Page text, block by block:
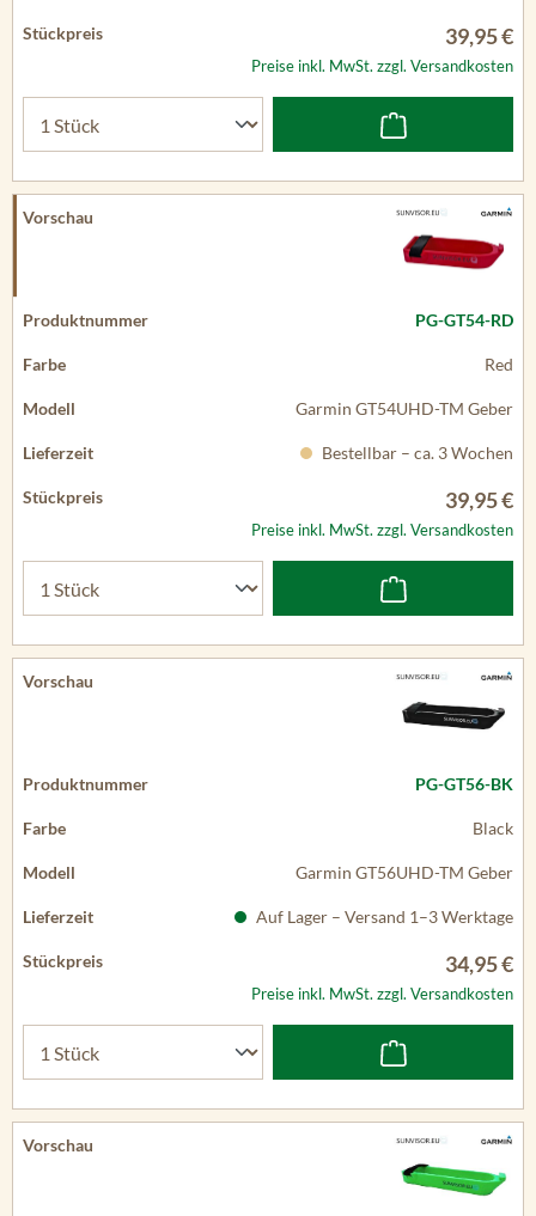
39,95 €
Preise inkl. MwSt. zzgl. Versandkosten
PG-GT54-RD
Red
Garmin GT54UHD-TM Geber
Bestellbar – ca. 3 Wochen
39,95 €
Preise inkl. MwSt. zzgl. Versandkosten
PG-GT56-BK
Black
Garmin GT56UHD-TM Geber
Auf Lager – Versand 1–3 Werktage
34,95 €
Preise inkl. MwSt. zzgl. Versandkosten